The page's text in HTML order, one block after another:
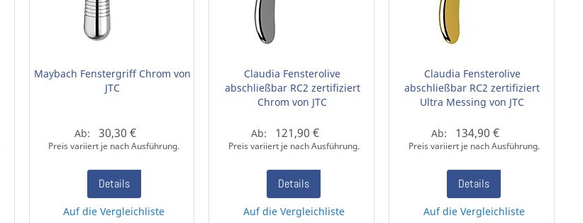
Maybach Fenstergriff Chrom von
JTC
Ab: 30,30 €
Preis variiert je nach Ausführung.
Details
Auf die Vergleichliste
Claudia Fensterolive
abschließbar RC2 zertifiziert
Chrom von JTC
Ab: 121,90 €
Preis variiert je nach Ausführung.
Details
Auf die Vergleichliste
Claudia Fensterolive
abschließbar RC2 zertifiziert
Ultra Messing von JTC
Ab: 134,90 €
Preis variiert je nach Ausführung.
Details
Auf die Vergleichliste